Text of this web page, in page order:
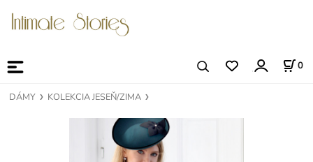
0
DÁMY KOLEKCIA JESEŇ/ZIMA